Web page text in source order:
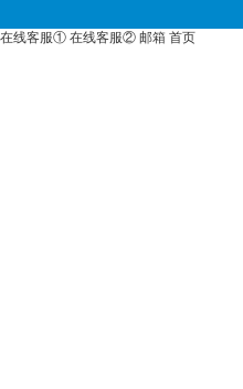
在线客服① 在线客服② 邮箱 首页